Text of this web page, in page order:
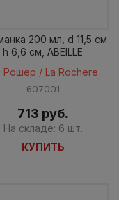
200 мл, d 11,5 см
h 6,6 см, ABEILLE
Рошер / La Rochere
607001
713 руб.
На складе: 6 шт.
КУПИТЬ